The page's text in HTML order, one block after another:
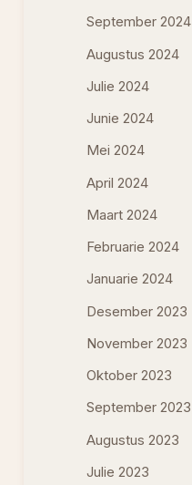
September 2024
Augustus 2024
Julie 2024
Junie 2024
Mei 2024
April 2024
Maart 2024
Februarie 2024
Januarie 2024
Desember 2023
November 2023
Oktober 2023
September 2023
Augustus 2023
Julie 2023